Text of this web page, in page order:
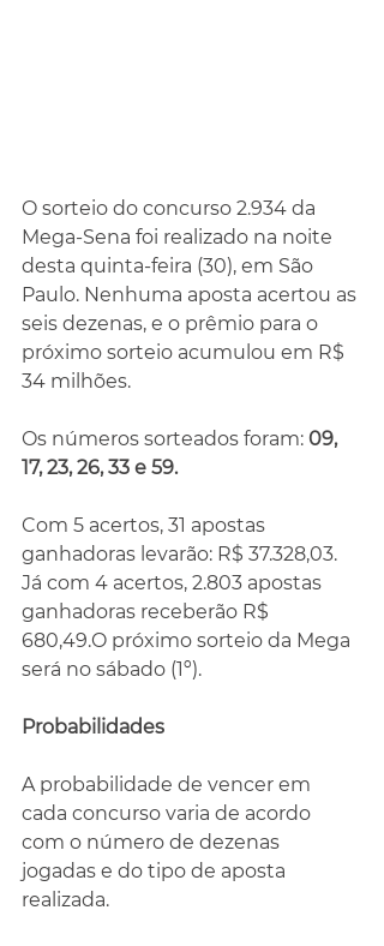
O sorteio do concurso 2.934 da
Mega-Sena foi realizado na noite
desta quinta-feira (30), em São
Paulo. Nenhuma aposta acertou as
seis dezenas, e o prêmio para o
próximo sorteio acumulou em R$
34 milhões.
Os números sorteados foram: 09,
17, 23, 26, 33 e 59.
Com 5 acertos, 31 apostas
ganhadoras levarão: R$ 37.328,03.
Já com 4 acertos, 2.803 apostas
ganhadoras receberão R$
680,49.O próximo sorteio da Mega
será no sábado (1º).
Probabilidades
A probabilidade de vencer em
cada concurso varia de acordo
com o número de dezenas
jogadas e do tipo de aposta
realizada.